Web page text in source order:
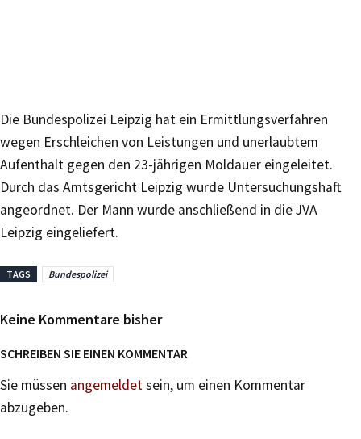
Die Bundespolizei Leipzig hat ein Ermittlungsverfahren
wegen Erschleichen von Leistungen und unerlaubtem
Aufenthalt gegen den 23-jährigen Moldauer eingeleitet.
Durch das Amtsgericht Leipzig wurde Untersuchungshaft
angeordnet. Der Mann wurde anschließend in die JVA
Leipzig eingeliefert.
TAGS Bundespolizei
Keine Kommentare bisher
SCHREIBEN SIE EINEN KOMMENTAR
Sie müssen angemeldetsein, um einen Kommentar
abzugeben.